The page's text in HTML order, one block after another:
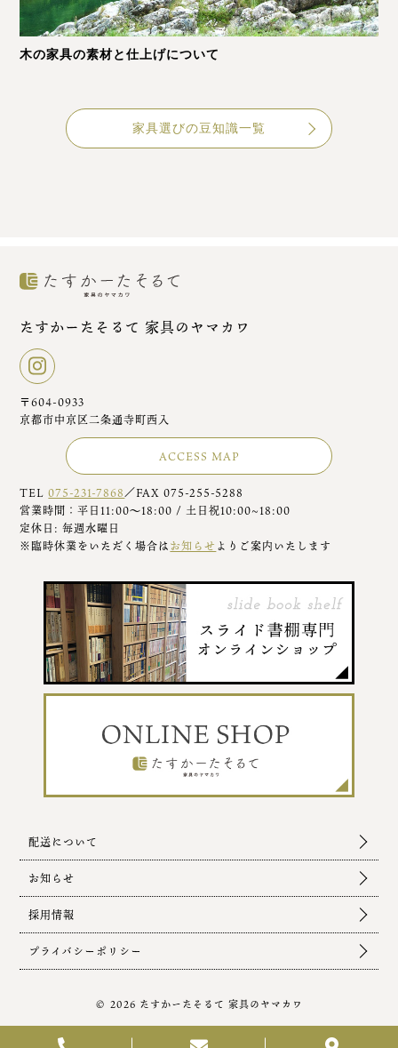
木の家具の素材と仕上げについて
家具選びの豆知識一覧
たすかーたそるて 家具のヤマカワ
〒604-0933
京都市中京区二条通寺町西入
ACCESS MAP
TEL075-231-7868／FAX 075-255-5288
営業時間：平日11:00～18:00 / 土日祝10:00~18:00
定休日: 毎週水曜日
※臨時休業をいただく場合はお知らせ よりご案内いたします
配送について
お知らせ
採用情報
プライバシーポリシー
© 2026 たすかーたそるて 家具のヤマカワ